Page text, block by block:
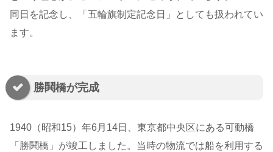
同日を記念し、「五輪旗制定記念日」としても扱われてい
ます。
勝鬨橋が完成
1940（昭和15）年6月14日、東京都中央区にある可動橋
「勝鬨橋」が竣工しました。当時の物流では船を利用する